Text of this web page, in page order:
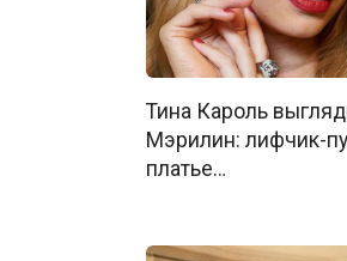
Тина Кароль
Мэрилин: лифчик-
платье…